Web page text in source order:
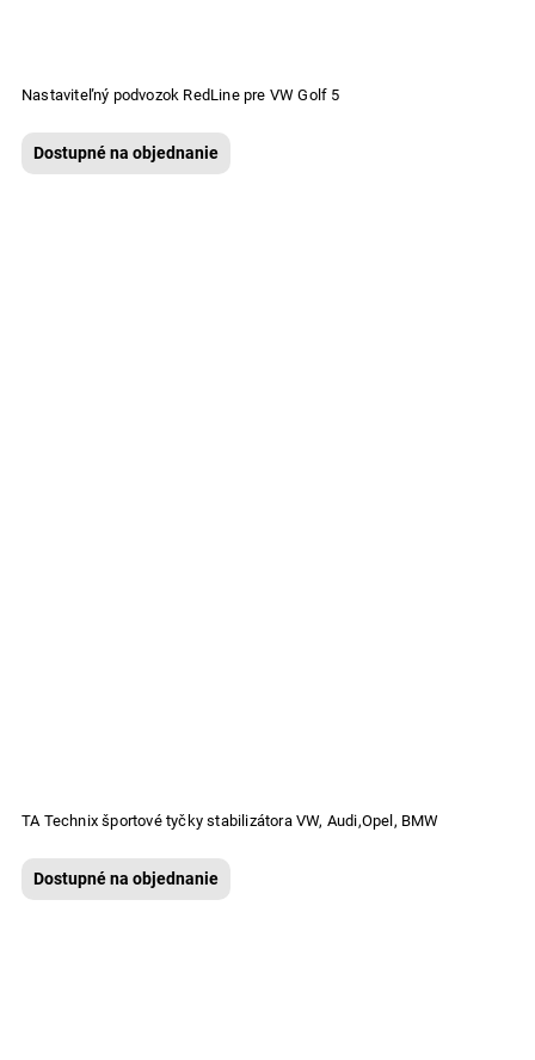
Nastaviteľný podvozok RedLine pre VW Golf 5
Dostupné na objednanie
TA Technix športové tyčky stabilizátora VW, Audi,Opel, BMW
Dostupné na objednanie